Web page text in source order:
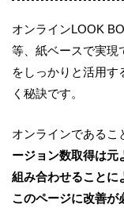
オンラインLOOK
等、紙ベースで実現
をしっかりと活用す
く秘訣です。
オンラインであるこ
ージョン数取得は元
組み合わせることに
このページに改善が